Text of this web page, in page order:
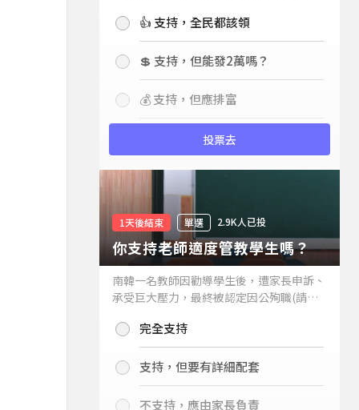
持嗎？👍 支持，全民都該領
💲 支持，但能發2萬嗎？
💰 支持，但應排富
投票去
1天後結束 單選 2.9K人已投
你支持老師適度管教學生嗎？
南韓一名教師因勸導學生後，遭家長申訴、
承受巨大壓力，最終被認定因公殉職(請見
你支持老師適度管教學生嗎？
完全支持
支持，但要有詳細配套
不支持，應由家長負責